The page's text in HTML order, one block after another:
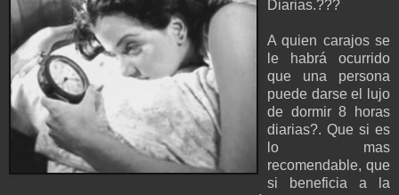
Diarias.???
A quien carajos se
le habrá ocurrido
que una persona
puede darse el lujo
de dormir 8 horas
diarias?. Que si es
lo mas
recomendable, que
si beneficia a la